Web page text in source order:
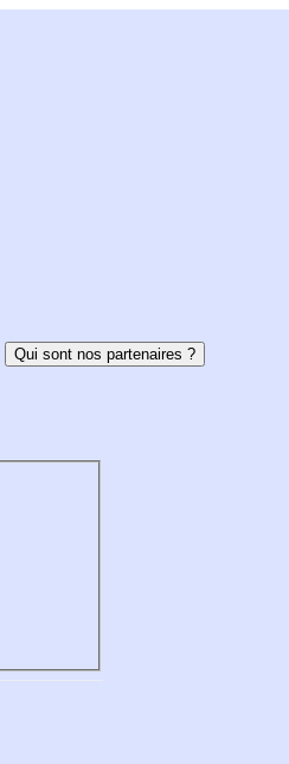
Qui sont nos partenaires ?